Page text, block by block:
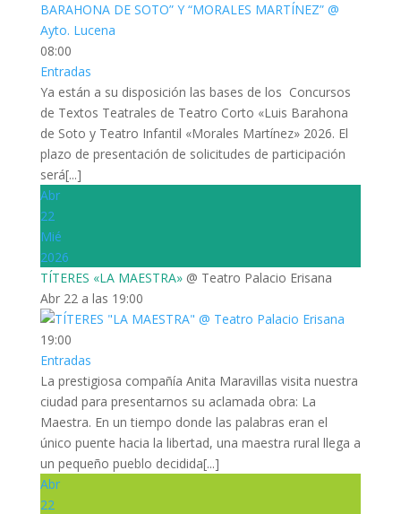
08:00
Entradas
Ya están a su disposición las bases de los Concursos
de Textos Teatrales de Teatro Corto «Luis Barahona
de Soto y Teatro Infantil «Morales Martínez» 2026. El
plazo de presentación de solicitudes de participación
será[...]
Abr
22
Mié
2026
TÍTERES «LA MAESTRA» @ Teatro Palacio Erisana
Abr 22 a las 19:00
19:00
Entradas
La prestigiosa compañía Anita Maravillas visita nuestra
ciudad para presentarnos su aclamada obra: La
Maestra. En un tiempo donde las palabras eran el
único puente hacia la libertad, una maestra rural llega a
un pequeño pueblo decidida[...]
Abr
22